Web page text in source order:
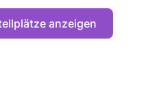
anzeigen